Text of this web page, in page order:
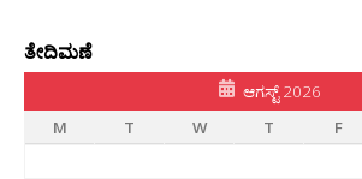
ತೇದಿಮಣೆ
ಆಗಸ್ಟ್ 2026
M
T W T F